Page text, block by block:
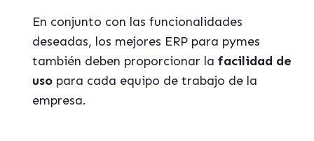
En conjunto con las funcionalidades
deseadas, los mejores ERP para pymes
también deben proporcionar la facilidad de
uso para cada equipo de trabajo de la
empresa.